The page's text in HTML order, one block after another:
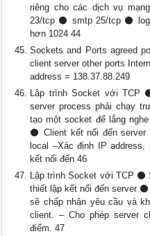
riêng cho các dịch vụ
23/tcp ⚫ smtp 25/tcp ⚫
hơn 1024 44
Sockets and Ports agreed
client server other ports
address = 138.37.88.249
Lập trình Socket với TCP
server process phải chạy
tạo một socket để lắng
⚫ Client kết nối đến
local –Xác định IP
kết nối đến 46
Lập trình Socket với TCP
thiết lập kết nối đến server
sẽ chấp nhận yêu cầu và
client. – Cho phép server
điểm. 47